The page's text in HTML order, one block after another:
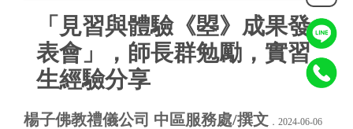
「見習與體驗《曌》成果發
表會」，師長群勉勵，實習
生經驗分享
楊子佛教禮儀公司 中區服務處/撰文 ．2024-06-06